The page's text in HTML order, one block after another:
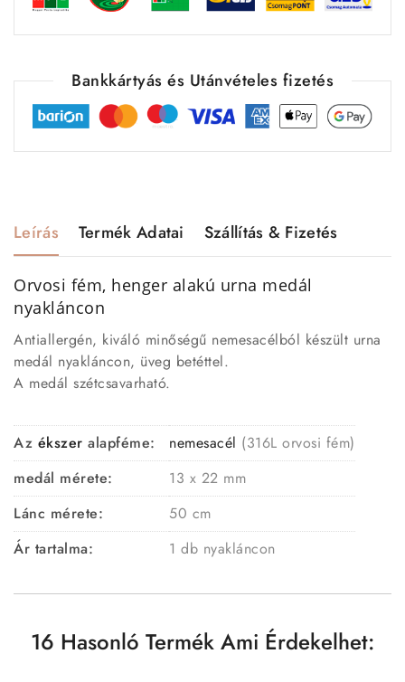
Bankkártyás és Utánvételes fizetés
Leírás Termék Adatai Szállítás & Fizetés
Orvosi fém, henger alakú urna medál
nyakláncon
Antiallergén, kiváló minőségű nemesacélból készült urna
medál nyakláncon, üveg betéttel.
A medál szétcsavarható.
Az ékszer alapféme: nemesacél (316L orvosi fém)
medál mérete:
13 x 22 mm
Lánc mérete:
50 cm
Ár tartalma:
1 db nyakláncon
16 Hasonló Termék Ami Érdekelhet: